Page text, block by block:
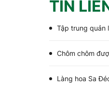
TIN
Tập trung quản
Chôm chôm
Làng hoa Sa